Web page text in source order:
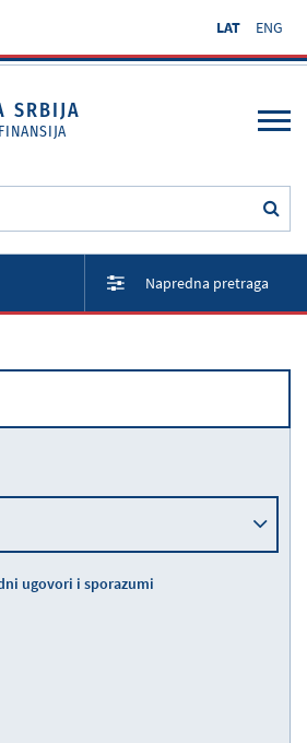
LAT ENG
SRBIJA
Napredna pretraga
ugovori i sporazumi